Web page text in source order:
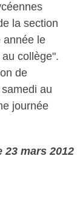
la section
année le
collège".
de
au
journée
23 mars 2012